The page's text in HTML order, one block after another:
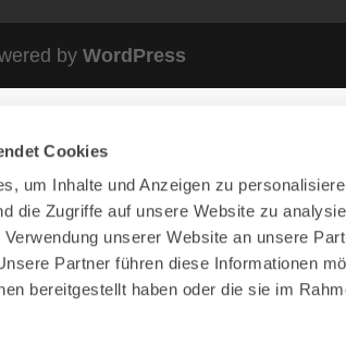
Cookies
um Inhalte und Anzeigen zu
die Zugriffe auf unsere Website zu
unserer Website an unsere
Partner führen diese Informationen
bereitgestellt haben oder die sie im
byWordPress